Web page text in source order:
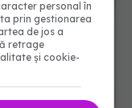
personal în
prin gestionarea
de jos a
retrage
și cookie-